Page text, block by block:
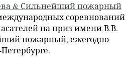
& Сильнейший пожарный
соревнований
на приз имени В.В.
пожарный, ежегодно